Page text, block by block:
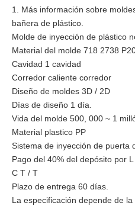
1. Más información sobre
bañera de plástico.
Molde de inyección de plástico
Material del molde 718 2738
Cavidad 1 cavidad
Corredor caliente corredor
Diseño de moldes 3D / 2D
Días de diseño 1 día.
Vida del molde 500, 000 ~ 1
Material plastico PP
Sistema de inyección de puerta
Pago del 40% del depósito por
C T / T
Plazo de entrega 60 días.
La especificación depende de